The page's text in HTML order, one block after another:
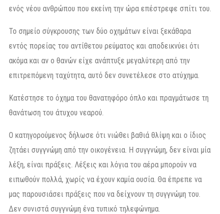
ενός νέου ανθρώπου που εκείνη την ώρα επέστρεφε σπίτι του.
Το σημείο σύγκρουσης των δύο οχημάτων είναι ξεκάθαρα
εντός πορείας του αντίθετου ρεύματος και αποδεικνύει ότι
ακόμα και αν ο θανών είχε ανάπτυξε μεγαλύτερη από την
επιτρεπόμενη ταχύτητα, αυτό δεν συνετέλεσε στο ατύχημα.
Κατέστησε το όχημα του θανατηφόρο όπλο και πραγμάτωσε τη
θανάτωση του άτυχου νεαρού.
Ο κατηγορούμενος δήλωσε ότι νιώθει βαθιά θλίψη και ο ίδιος
ζητάει συγγνώμη από την οικογένεια. Η συγγνώμη, δεν είναι μία
λέξη, είναι πράξεις. Λέξεις και λόγια του αέρα μπορούν να
ειπωθούν πολλά, χωρίς να έχουν καμία ουσία. Θα έπρεπε να
μας παρουσιάσει πράξεις που να δείχνουν τη συγγνώμη του.
Δεν συνιστά συγγνώμη ένα τυπικό τηλεφώνημα.